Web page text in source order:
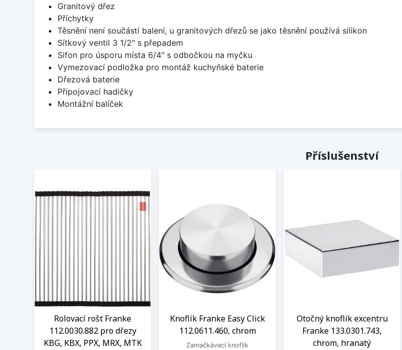
Granitový dřez
Příchytky
Těsnění není součástí balení, u granitových dřezů se jako těsnění používá silikon
Sítkový ventil 3 1/2" s přepadem
Sifon pro úsporu místa 6/4" s odbočkou na myčku
Vymezovací podložka pro montáž kuchyňské baterie
Dřezová baterie
Připojovací hadičky
Montážní balíček
Příslušenství
Rolovací rošt Franke
112.0030.882 pro dřezy
KBG, KBX, PPX, MRX, MTK
Knoflík Franke Easy Click
112.0611.460, chrom
Zamačkávací knoflík
Otočný knoflík excentru
Franke 133.0301.743,
chrom, hranatý